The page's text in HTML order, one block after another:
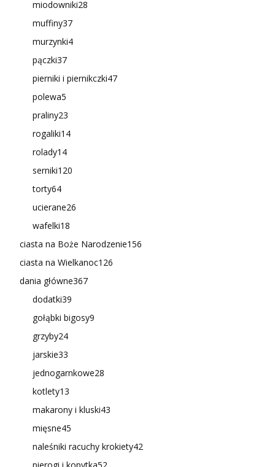
miodowniki28
muffiny37
murzynki4
pączki37
pierniki i piernikczki47
polewa5
praliny23
rogaliki14
rolady14
serniki120
torty64
ucierane26
wafelki18
ciasta na Boże Narodzenie156
ciasta na Wielkanoc126
dania główne367
dodatki39
gołąbki bigosy9
grzyby24
jarskie33
jednogarnkowe28
kotlety13
makarony i kluski43
mięsne45
naleśniki racuchy krokiety42